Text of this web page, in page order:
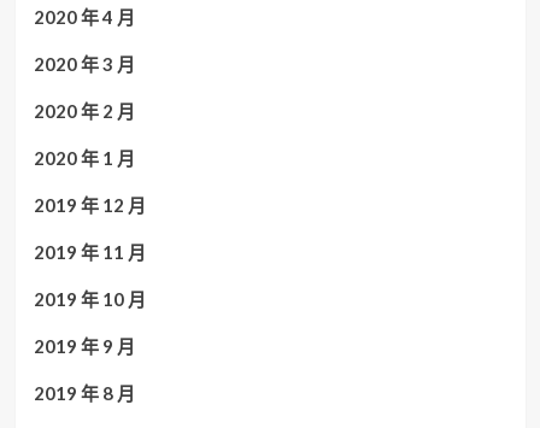
2020 年 4 月
2020 年 3 月
2020 年 2 月
2020 年 1 月
2019 年 12 月
2019 年 11 月
2019 年 10 月
2019 年 9 月
2019 年 8 月